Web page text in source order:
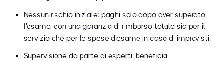
Nessun rischio iniziale: paghi solo dopo aver superato
l'esame, con una garanzia di rimborso totale sia per il
servizio che per le spese d'esame in caso di imprevisti.
Supervisione da parte di esperti: beneficia